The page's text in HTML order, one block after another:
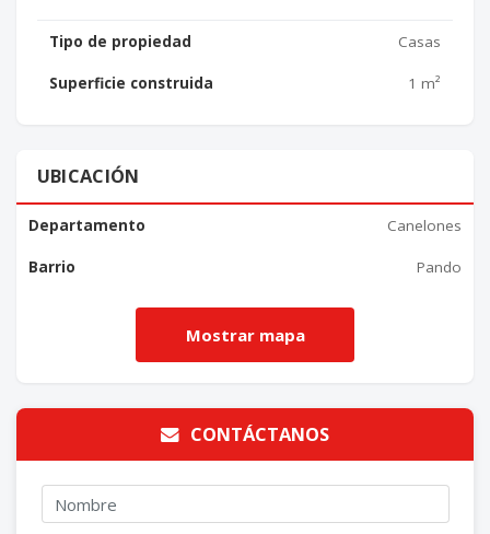
Tipo de propiedad Casas
Superficie construida 1 m²
UBICACIÓN
Departamento Canelones
Barrio Pando
CONTÁCTANOS